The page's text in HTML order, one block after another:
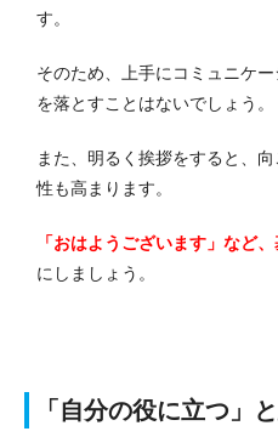
す。
そのため、上手にコミュニケ
を落とすことはないでしょう。
また、明るく挨拶をすると、
性も高まります。
「おはようございます」など
にしましょう。
「自分の役に立つ」